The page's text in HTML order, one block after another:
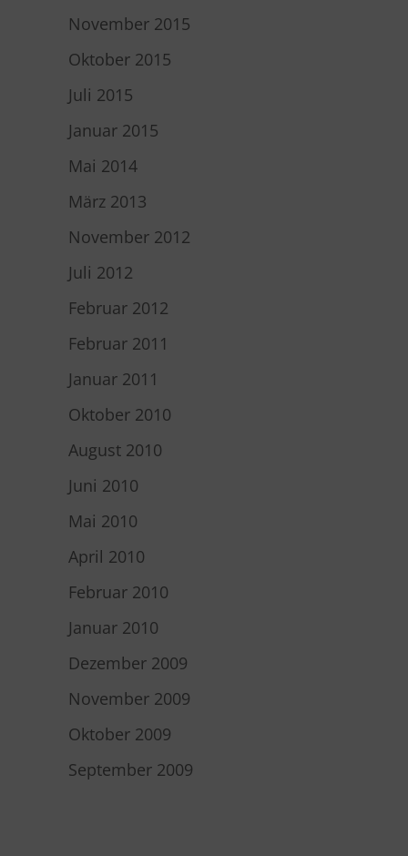
November 2015
Oktober 2015
Juli 2015
Januar 2015
Mai 2014
März 2013
November 2012
Juli 2012
Februar 2012
Februar 2011
Januar 2011
Oktober 2010
August 2010
Juni 2010
Mai 2010
April 2010
Februar 2010
Januar 2010
Dezember 2009
November 2009
Oktober 2009
September 2009